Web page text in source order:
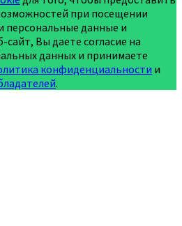
при посещении
персональные данные и
сайт, Вы даете согласие на
данных и принимаете
конфиденциальности и
.